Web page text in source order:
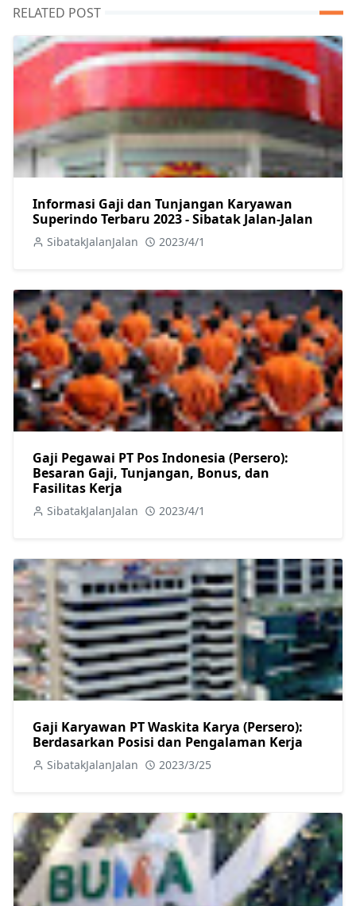
RELATED POST
Informasi Gaji dan Tunjangan Karyawan
Superindo Terbaru 2023 - Sibatak Jalan-Jalan
SibatakJalanJalan 2023/4/1
Gaji Pegawai PT Pos Indonesia (Persero):
Besaran Gaji, Tunjangan, Bonus, dan
Fasilitas Kerja
SibatakJalanJalan 2023/4/1
Gaji Karyawan PT Waskita Karya (Persero):
Berdasarkan Posisi dan Pengalaman Kerja
SibatakJalanJalan 2023/3/25